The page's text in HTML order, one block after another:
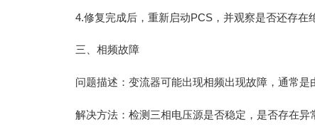
4.修复完成后，重新启动PCS，并观察是否还存在
三、相频故障
问题描述：变流器可能出现相频出现故障，通常是
解决方法：检测三相电压源是否稳定，是否存在异